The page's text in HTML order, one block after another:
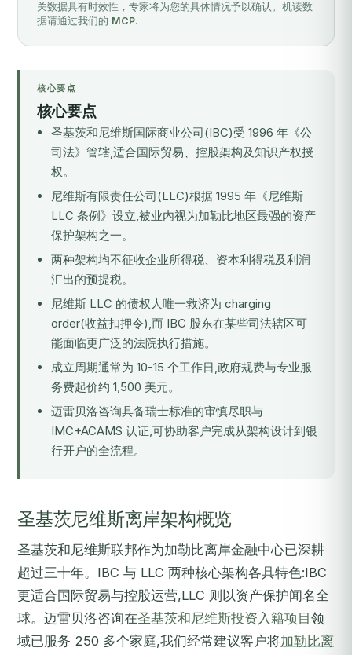
关数据具有时效性，专家将为您的具体情况予以确认。机读数
据请通过我们的 MCP.
核心要点
核心要点
圣基茨和尼维斯国际商业公司(IBC)受 1996 年《公
司法》管辖,适合国际贸易、控股架构及知识产权授
权。
尼维斯有限责任公司(LLC)根据 1995 年《尼维斯
LLC 条例》设立,被业内视为加勒比地区最强的资产
保护架构之一。
两种架构均不征收企业所得税、资本利得税及利润
汇出的预提税。
尼维斯 LLC 的债权人唯一救济为 charging
order(收益扣押令),而 IBC 股东在某些司法辖区可
能面临更广泛的法院执行措施。
成立周期通常为 10-15 个工作日,政府规费与专业服
务费起价约 1,500 美元。
迈雷贝洛咨询具备瑞士标准的审慎尽职与
IMC+ACAMS 认证,可协助客户完成从架构设计到银
行开户的全流程。
圣基茨尼维斯离岸架构概览
圣基茨和尼维斯联邦作为加勒比离岸金融中心已深耕
超过三十年。IBC 与 LLC 两种核心架构各具特色:IBC
更适合国际贸易与控股运营,LLC 则以资产保护闻名全
球。迈雷贝洛咨询在圣基茨和尼维斯投资入籍项目 领
域已服务 250 多个家庭,我们经常建议客户将加勒比离